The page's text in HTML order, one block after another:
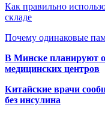
Как правильно
складе
Почему одинаковые
В Минске планируют
медицинских центров
Китайские врачи
без инсулина